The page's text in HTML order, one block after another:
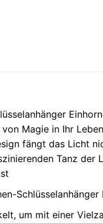
Magie in Ihr
fängt das Licht
Tanz der
Schlüsselanhänger
um mit einer